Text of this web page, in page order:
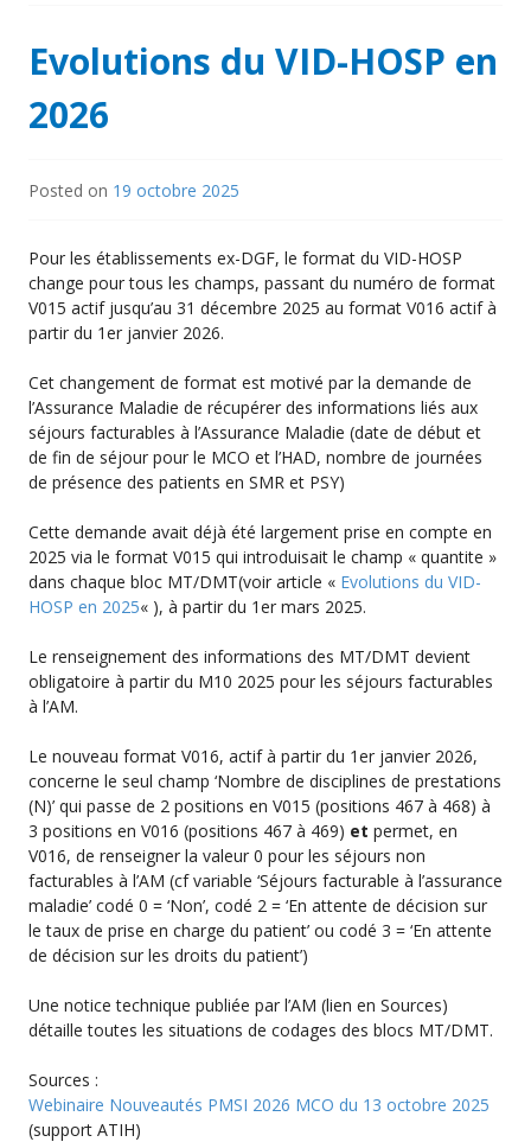
Evolutions du VID-HOSP en
2026
Posted on 19 octobre 2025
Pour les établissements ex-DGF, le format du VID-HOSP
change pour tous les champs, passant du numéro de format
V015 actif jusqu’au 31 décembre 2025 au format V016 actif à
partir du 1er janvier 2026.
Cet changement de format est motivé par la demande de
l’Assurance Maladie de récupérer des informations liés aux
séjours facturables à l’Assurance Maladie (date de début et
de fin de séjour pour le MCO et l’HAD, nombre de journées
de présence des patients en SMR et PSY)
Cette demande avait déjà été largement prise en compte en
2025 via le format V015 qui introduisait le champ « quantite »
dans chaque bloc MT/DMT(voir article « Evolutions du VID-
HOSP en 2025« ), à partir du 1er mars 2025.
Le renseignement des informations des MT/DMT devient
obligatoire à partir du M10 2025 pour les séjours facturables
à l’AM.
Le nouveau format V016, actif à partir du 1er janvier 2026,
concerne le seul champ ‘Nombre de disciplines de prestations
(N)’ qui passe de 2 positions en V015 (positions 467 à 468) à
3 positions en V016 (positions 467 à 469) et permet, en
V016, de renseigner la valeur 0 pour les séjours non
facturables à l’AM (cf variable ‘Séjours facturable à l’assurance
maladie’ codé 0 = ‘Non’, codé 2 = ‘En attente de décision sur
le taux de prise en charge du patient’ ou codé 3 = ‘En attente
de décision sur les droits du patient’)
Une notice technique publiée par l’AM (lien en Sources)
détaille toutes les situations de codages des blocs MT/DMT.
Sources :
Webinaire Nouveautés PMSI 2026 MCO du 13 octobre 2025
(support ATIH)